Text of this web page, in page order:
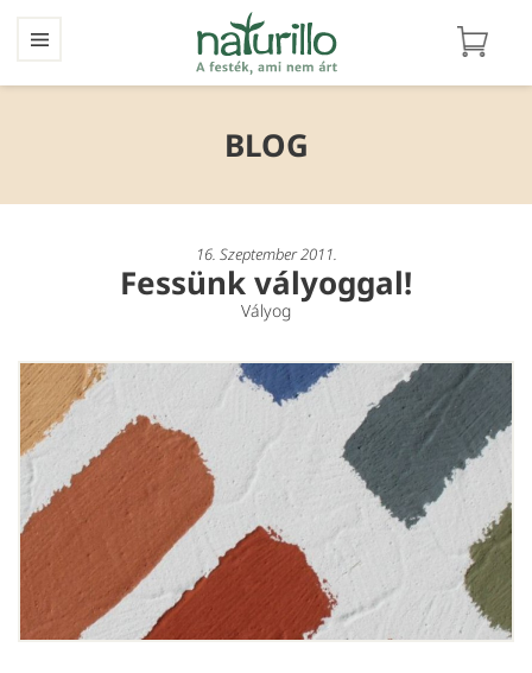
BLOG
16. Szeptember 2011.
Fessünk vályoggal!
Vályog